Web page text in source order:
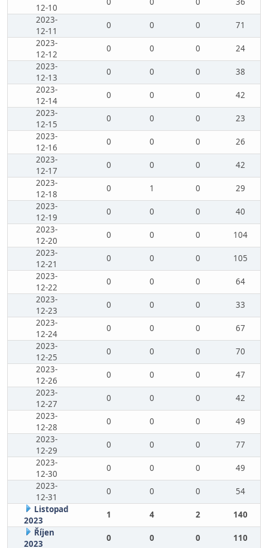
12-10
2023-
12-11
0 0 0
71
2023-
12-12
0 0 0
24
2023-
12-13
0 0 0
38
2023-
12-14
0 0 0
42
2023-
12-15
0 0 0
23
2023-
12-16
0 0 0
26
2023-
12-17
0 0 0
42
2023-
12-18
0 1 0
29
2023-
12-19
0 0 0
40
2023-
12-20
0 0 0
104
2023-
12-21
0 0 0
105
2023-
12-22
0 0 0
64
2023-
12-23
0 0 0
33
2023-
12-24
0 0 0
67
2023-
12-25
0 0 0
70
2023-
12-26
0 0 0
47
2023-
12-27
0 0 0
42
2023-
12-28
0 0 0
49
2023-
12-29
0 0 0
77
2023-
12-30
0 0 0
49
2023-
12-31
0 0 0
54
Listopad
2023
1 4 2
140
Říjen
2023
0 0 0
110